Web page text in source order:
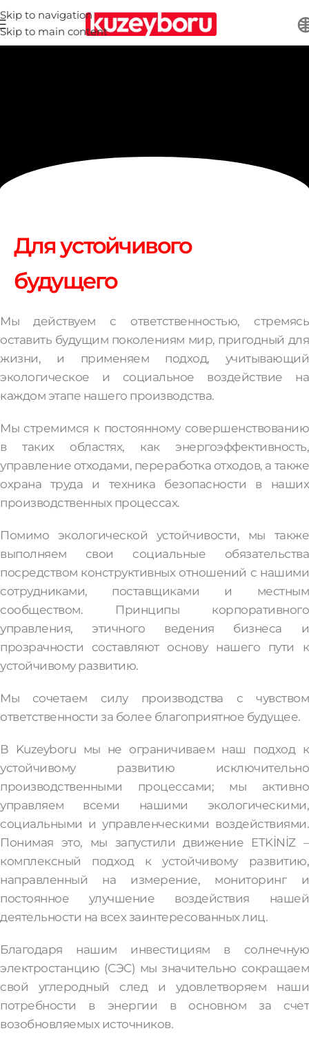
Skip to navigation
Skip to main content
Для устойчивого
будущего
Мы действуем с ответственностью, стремясь
оставить будущим поколениям мир, пригодный для
жизни, и применяем подход, учитывающий
экологическое и социальное воздействие на
каждом этапе нашего производства.
Мы стремимся к постоянному совершенствованию
в таких областях, как энергоэффективность,
управление отходами, переработка отходов, а также
охрана труда и техника безопасности в наших
производственных процессах.
Помимо экологической устойчивости, мы также
выполняем свои социальные обязательства
посредством конструктивных отношений с нашими
сотрудниками, поставщиками и местным
сообществом. Принципы корпоративного
управления, этичного ведения бизнеса и
прозрачности составляют основу нашего пути к
устойчивому развитию.
Мы сочетаем силу производства с чувством
ответственности за более благоприятное будущее.
В Kuzeyboru мы не ограничиваем наш подход к
устойчивому развитию исключительно
производственными процессами; мы активно
управляем всеми нашими экологическими,
социальными и управленческими воздействиями.
Понимая это, мы запустили движение ETKİNİZ –
комплексный подход к устойчивому развитию,
направленный на измерение, мониторинг и
постоянное улучшение воздействия нашей
деятельности на всех заинтересованных лиц.
Благодаря нашим инвестициям в солнечную
электростанцию (СЭС) мы значительно сокращаем
свой углеродный след и удовлетворяем наши
потребности в энергии в основном за счет
возобновляемых источников.